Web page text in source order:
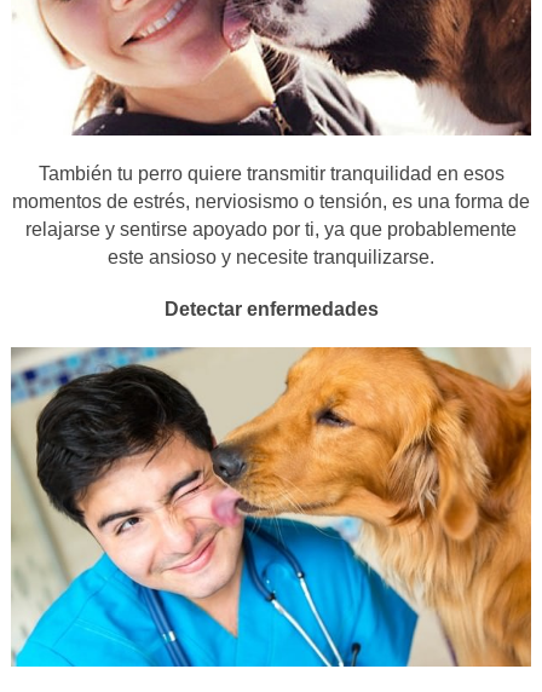
También tu perro quiere transmitir tranquilidad en esos
momentos de estrés, nerviosismo o tensión, es una forma de
relajarse y sentirse apoyado por ti, ya que probablemente
este ansioso y necesite tranquilizarse.
Detectar enfermedades